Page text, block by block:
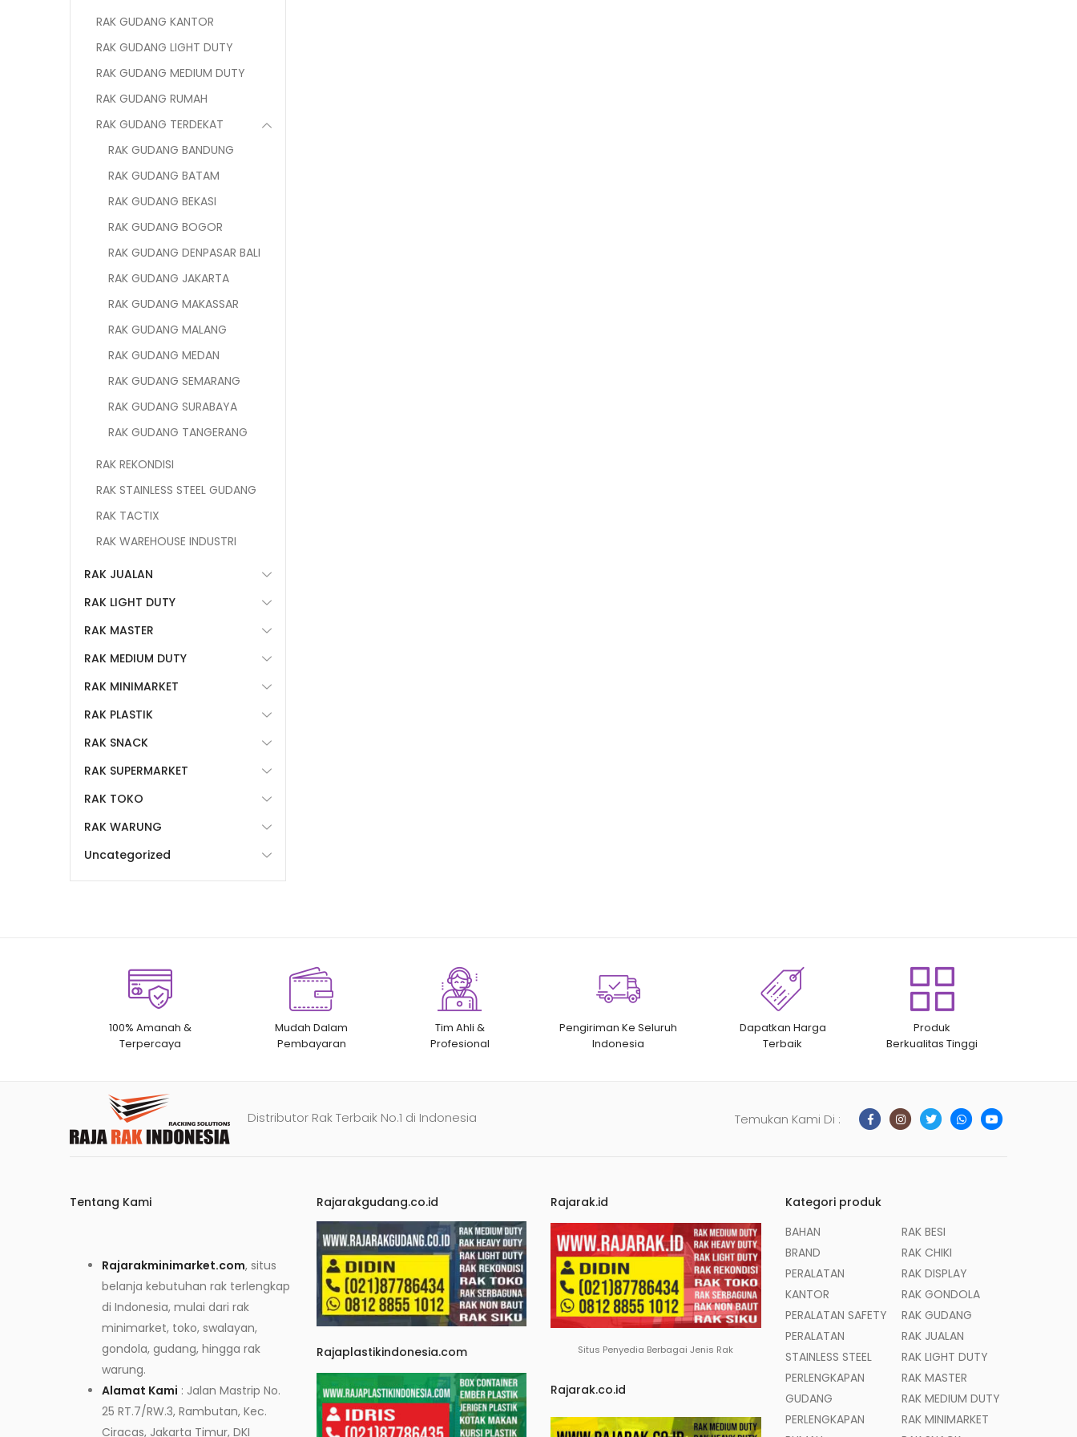
RAK GUDANG KANTOR
RAK GUDANG LIGHT DUTY
RAK GUDANG MEDIUM DUTY
RAK GUDANG RUMAH
RAK GUDANG TERDEKAT
RAK GUDANG BANDUNG
RAK GUDANG BATAM
RAK GUDANG BEKASI
RAK GUDANG BOGOR
RAK GUDANG DENPASAR BALI
RAK GUDANG JAKARTA
RAK GUDANG MAKASSAR
RAK GUDANG MALANG
RAK GUDANG MEDAN
RAK GUDANG SEMARANG
RAK GUDANG SURABAYA
RAK GUDANG TANGERANG
RAK REKONDISI
RAK STAINLESS STEEL GUDANG
RAK TACTIX
RAK WAREHOUSE INDUSTRI
RAK JUALAN
RAK LIGHT DUTY
RAK MASTER
RAK MEDIUM DUTY
RAK MINIMARKET
RAK PLASTIK
RAK SNACK
RAK SUPERMARKET
RAK TOKO
RAK WARUNG
Uncategorized
100% Amanah &
Terpercaya
Mudah Dalam
Pembayaran
Tim Ahli &
Profesional
Pengiriman Ke Seluruh
Indonesia
Dapatkan Harga
Terbaik
Produk
Berkualitas Tinggi
Distributor Rak Terbaik No.1 di Indonesia Temukan Kami Di :
Tentang Kami
Rajarakminimarket.com, situs
belanja kebutuhan rak terlengkap
di Indonesia, mulai dari rak
minimarket, toko, swalayan,
gondola, gudang, hingga rak
warung.
Alamat Kami : Jalan Mastrip No.
25 RT.7/RW.3, Rambutan, Kec.
Ciracas, Jakarta Timur, DKI
Rajarakgudang.co.id
Rajaplastikindonesia.com
Rajarak.id
Situs Penyedia Berbagai Jenis Rak
Rajarak.co.id
Kategori produk
BAHAN
BRAND
PERALATAN
KANTOR
PERALATAN SAFETY
PERALATAN
STAINLESS STEEL
PERLENGKAPAN
GUDANG
PERLENGKAPAN
RAK BESI
RAK CHIKI
RAK DISPLAY
RAK GONDOLA
RAK GUDANG
RAK JUALAN
RAK LIGHT DUTY
RAK MASTER
RAK MEDIUM DUTY
RAK MINIMARKET